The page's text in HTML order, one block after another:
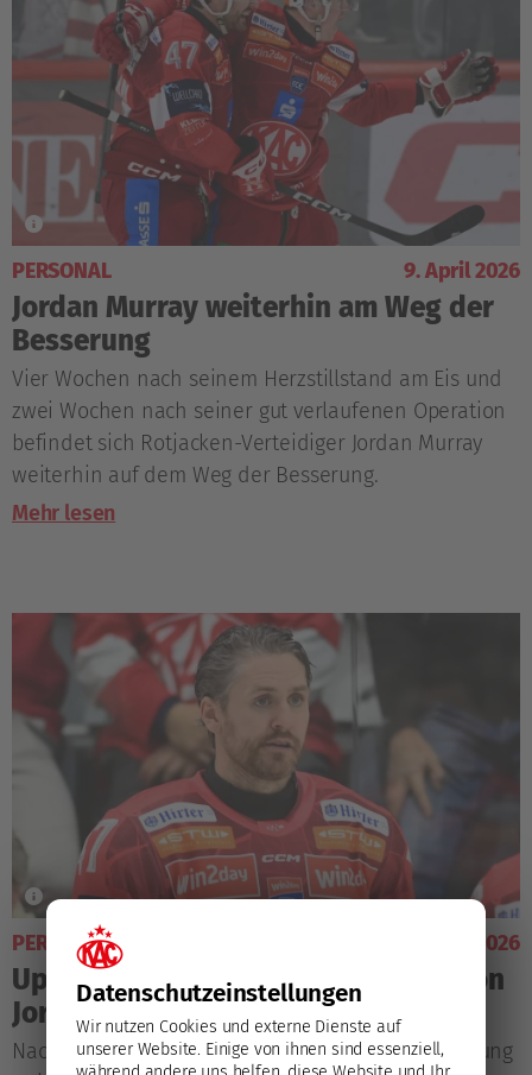
Datenschutz­einstellungen
Wir nutzen Cookies und externe Dienste auf
unserer Website. Einige von ihnen sind essenziell,
PERSONAL 9. April 2026
Jordan Murray weiterhin am Weg der
Besserung
Vier Wochen nach seinem Herzstillstand am Eis und
zwei Wochen nach seiner gut verlaufenen Operation
befindet sich Rotjacken-Verteidiger Jordan Murray
weiterhin auf dem Weg der Besserung.
Mehr lesen
PERSONAL 11. März 2026
Update zum Gesundheitszustand von
Jordan Murray
Nach dem Abbruch der Playoff-Viertelfinalbegegnung